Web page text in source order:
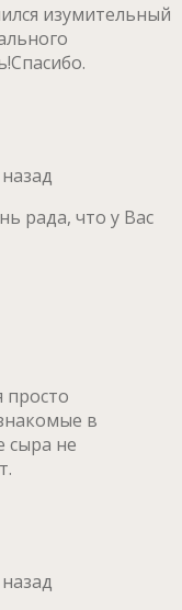
изумительный
рада, что у Вас
просто
в
сыра не